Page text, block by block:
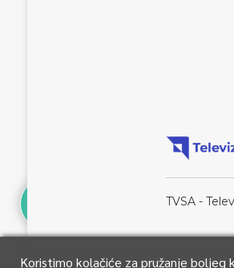
TVSA -
Koristimo kolačiće za pružanje